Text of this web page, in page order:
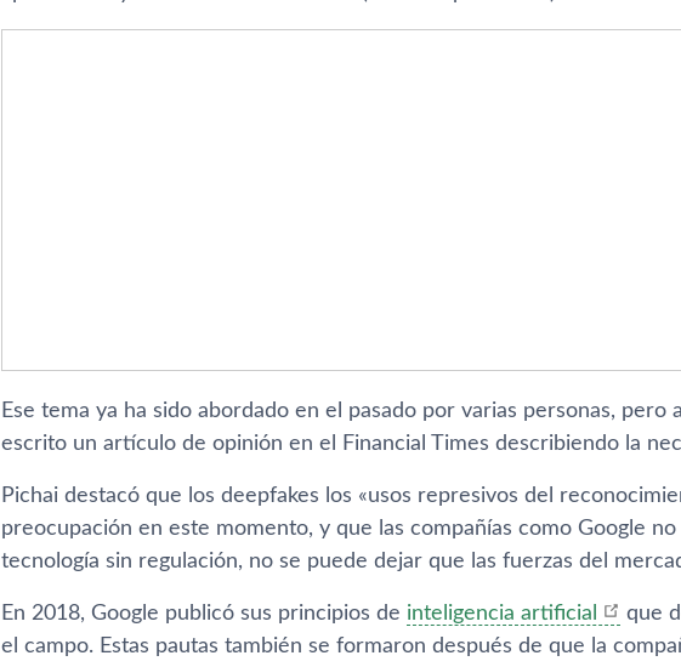
Ese tema ya ha sido abordado en el pasado por varias personas, pero
escrito un artículo de opinión en el Financial Times describiendo la
Pichai destacó que los deepfakes los «usos represivos del
preocupación en este momento, y que las compañías como Google
tecnología sin regulación, no se puede dejar que las fuerzas del
En 2018, Google publicó sus principios de inteligencia artificial
que
el campo. Estas pautas también se formaron después de que la